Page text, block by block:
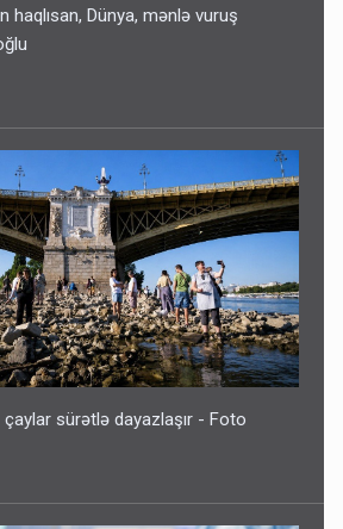
haqlısan, Dünya, mənlə vuruş
sürətlə dayazlaşır - Foto